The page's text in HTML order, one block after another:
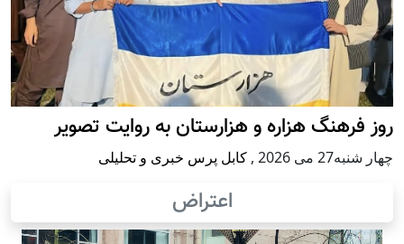
روز فرهنگ هزاره و هزارستان به روایت تصویر
چهار شنبه27 می 2026 , کابل پرس خبری و تحلیلی
اعتراض